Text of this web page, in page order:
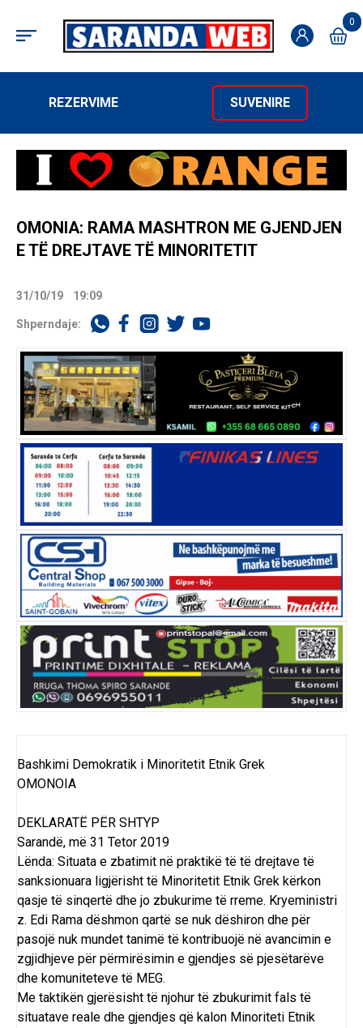
0
REZERVIME SUVENIRE
OMONIA: RAMA MASHTRON ME GJENDJEN
E TË DREJTAVE TË MINORITETIT
31/10/19 19:09
Shperndaje:
Bashkimi Demokratik i Minoritetit Etnik Grek
ΟΜΟΝΟΙΑ
DEKLARATË PËR SHTYP
Sarandë, më 31 Tetor 2019
Lënda: Situata e zbatimit në praktikë të të drejtave të
sanksionuara ligjërisht të Minoritetit Etnik Grek kërkon
qasje të sinqertë dhe jo zbukurime të rreme. Kryeministri
z. Edi Rama dëshmon qartë se nuk dëshiron dhe për
pasojë nuk mundet tanimë të kontribuojë në avancimin e
zgjidhjeve për përmirësimin e gjendjes së pjesëtarëve
dhe komuniteteve të MEG.
Me taktikën gjerësisht të njohur të zbukurimit fals të
situatave reale dhe gjendjes që kalon Minoriteti Etnik